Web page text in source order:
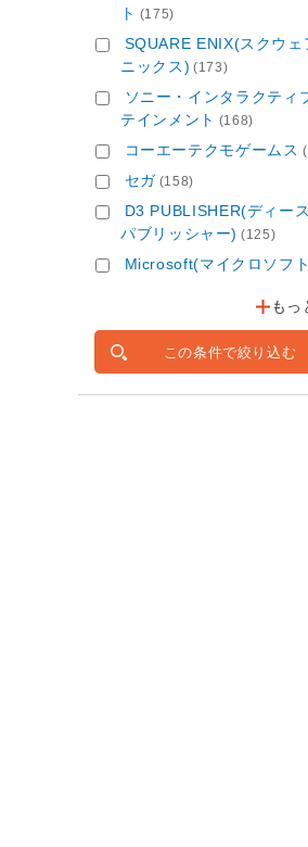
ト (175)
SQUARE ENIX(スクウェ
ニックス) (173)
ソニー・インタラクティ
テインメント (168)
コーエーテクモゲームス
セガ (158)
D3 PUBLISHER(ディー
パブリッシャー) (125)
Microsoft(マイクロソフ
もっ
この条件で絞り込む